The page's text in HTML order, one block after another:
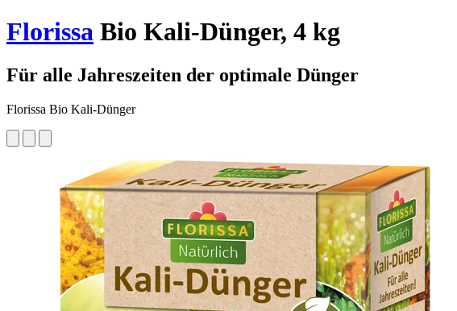
Florissa Bio Kali-Dünger, 4 kg
Für alle Jahreszeiten der optimale Dünger
Florissa Bio Kali-Dünger